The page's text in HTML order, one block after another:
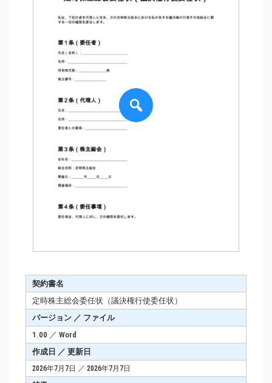
契約書名
定時株主総会委任状（議決権行使委任状）
バージョン ／ ファイル
1.00 ／ Word
作成日 ／ 更新日
2026年7月7日 ／ 2026年7月7日